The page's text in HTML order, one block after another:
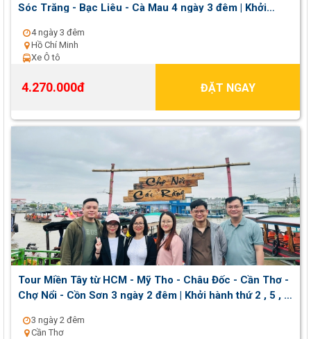
Sóc Trăng - Bạc Liêu - Cà Mau 4 ngày 3 đêm | Khởi
4 ngày 3 đêm
Hồ Chí Minh
Xe Ô tô
4.270.000đ ĐẶT NGAY
Tour Miền Tây từ HCM - Mỹ Tho - Châu Đốc - Cần Thơ -
Chợ Nổi - Cồn Sơn 3 ngày 2 đêm | Khởi hành thứ 2 , 5 , 7
3 ngày 2 đêm
Cần Thơ